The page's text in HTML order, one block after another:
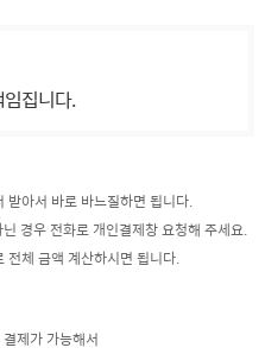
집니다.
받아서 바로 바느질하면 됩니다.
경우 전화로 개인결제창 요청해 주세요.
전체 금액 계산하시면 됩니다.
제가 가능해서